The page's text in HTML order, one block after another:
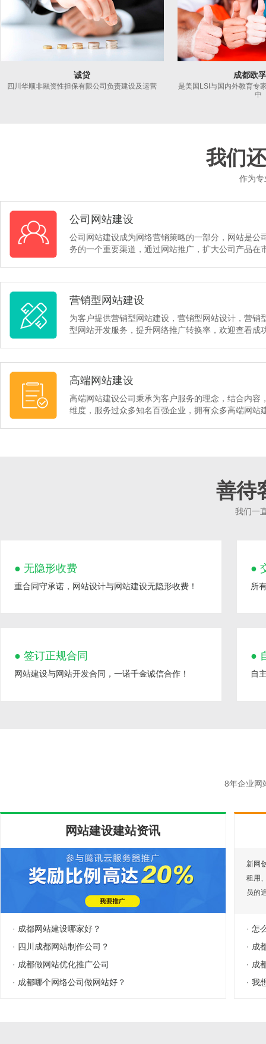
诚贷
四川华顺非融资性担保有限公司负责建设及运营
成都欧
是美国LSI与国内外教育专
中
我们
作为
公司网站建设
公司网站建设成为网络营销策略的一部分，网站是公
务的一个重要渠道，通过网站推广，扩大公司产品在
营销型网站建设
为客户提供营销型网站建设，营销型网站设计，营销
型网站开发服务，提升网络推广转换率，欢迎查看成
高端网站建设
高端网站建设公司秉承为客户服务的理念，结合内容
维度，服务过众多知名百强企业，拥有众多高端网站
善待
我们一
● 无隐形收费
重合同守承诺，网站设计与网站建设无隐形收费！
●
所
● 签订正规合同
网站建设与网站开发合同，一诺千金诚信合作！
●
自
8年企业网
网站建设建站资讯
· 成都网站建设哪家好？
· 四川成都网站制作公司？
· 成都做网站优化推广公司
· 成都哪个网络公司做网站好？
新网
租用
员的
· 怎
· 成
· 成
· 我